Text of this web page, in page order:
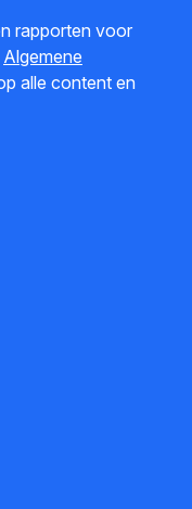
rapporten voor
Algemene
alle content en